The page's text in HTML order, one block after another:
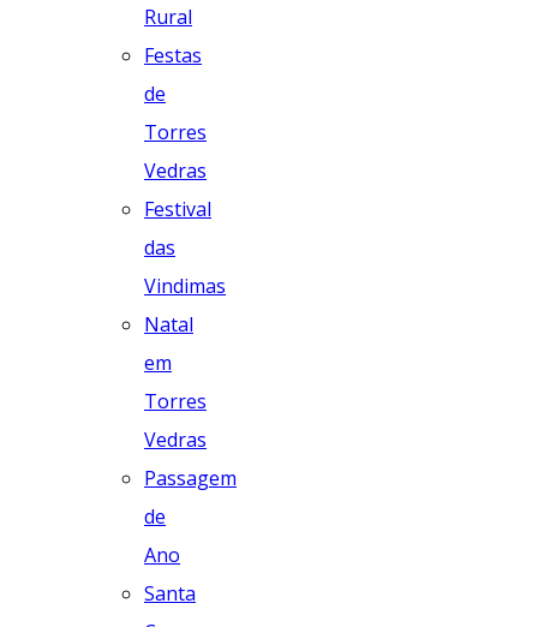
Rural
Festas
de
Torres
Vedras
Festival
das
Vindimas
Natal
em
Torres
Vedras
Passagem
de
Ano
Santa